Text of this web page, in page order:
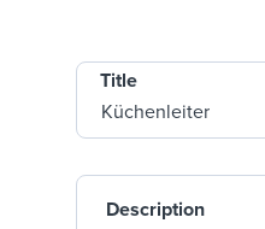
Title
Description